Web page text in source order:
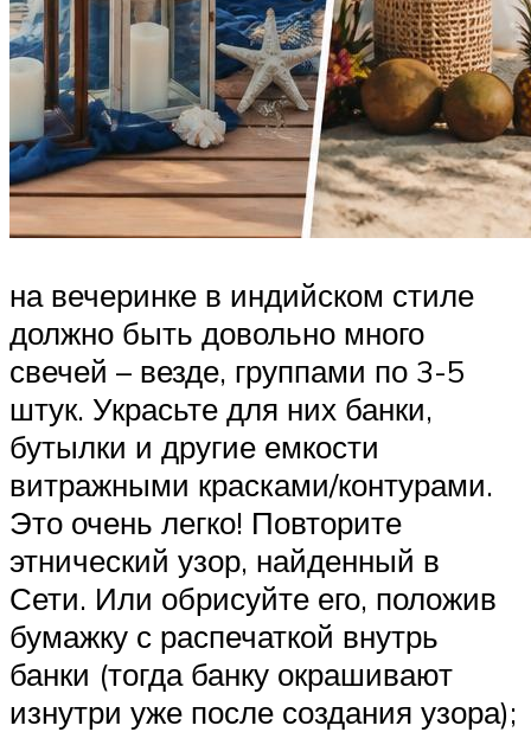
на вечеринке в индийском стиле
должно быть довольно много
свечей – везде, группами по 3-5
штук. Украсьте для них банки,
бутылки и другие емкости
витражными красками/контурами.
Это очень легко! Повторите
этнический узор, найденный в
Сети. Или обрисуйте его, положив
бумажку с распечаткой внутрь
банки (тогда банку окрашивают
изнутри уже после создания узора);